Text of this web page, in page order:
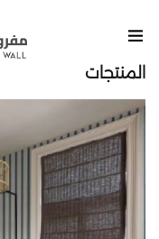
المنتجات